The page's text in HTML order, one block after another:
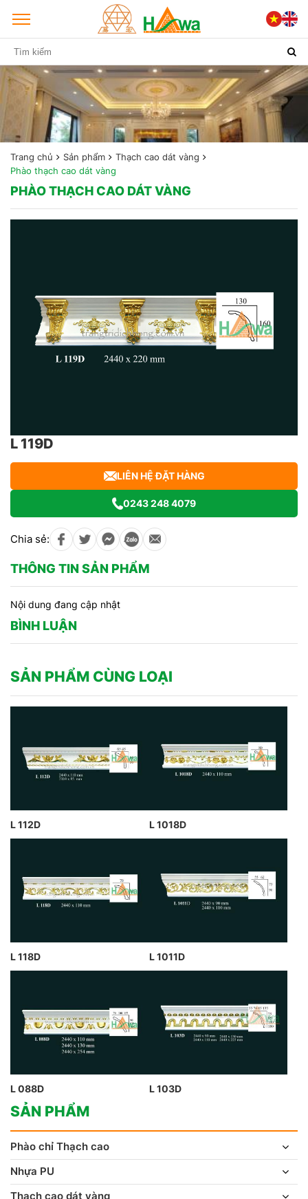
Trang chủ Sản phẩm
Thạch cao dát vàng
Phào thạch cao dát vàng
PHÀO THẠCH CAO DÁT VÀNG
L 119D
LIÊN HỆ ĐẶT HÀNG
0243 248 4079
Chia sẻ:
THÔNG TIN SẢN PHẨM
Nội dung đang cập nhật
BÌNH LUẬN
SẢN PHẨM CÙNG LOẠI
L 112D L 1018D
L 118D L 1011D
L 088D L 103D
SẢN PHẨM
Phào chỉ Thạch cao
Nhựa PU
Thạch cao dát vàng